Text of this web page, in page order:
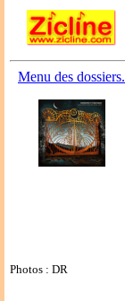
Menu des dossiers.
Photos : DR